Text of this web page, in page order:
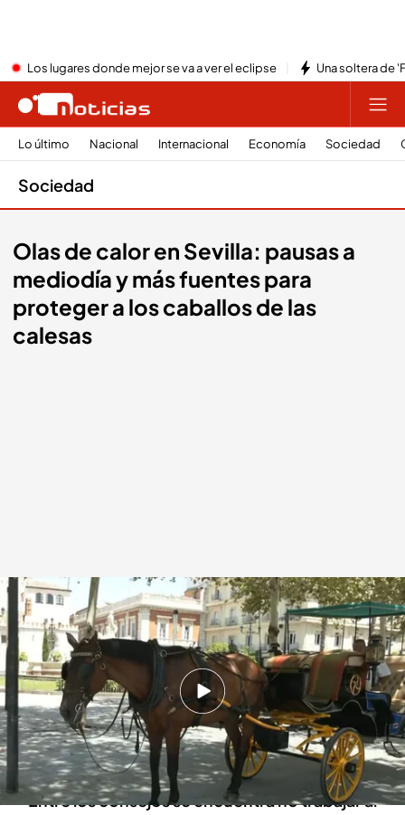
Los lugares donde mejor se va a ver el eclipse Una soltera de
Lo último Nacional Internacional Economía Sociedad
Sociedad
Olas de calor en Sevilla: pausas a
mediodía y más fuentes para
proteger a los caballos de las
calesas
Las recomendaciones en Sevilla para cuidar de los caballos
Redacción digital Noticias Cuatro
26 JUL 2024 - 10:00h.
El Ayuntamiento de Sevilla ha elaborado una
guía de buenas prácticas para el bienestar de
los caballos
Entre los consejos se encuentra no trabajar al